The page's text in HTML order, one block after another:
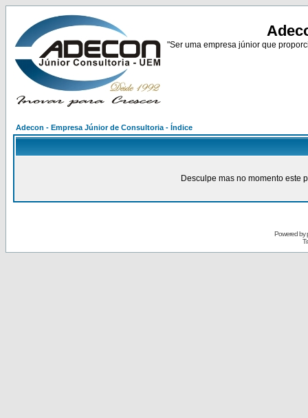
"Ser uma empresa júnior que
Adecon - Empresa Júnior de Consultoria - Índice
Desculpe mas no momento este
Powered by